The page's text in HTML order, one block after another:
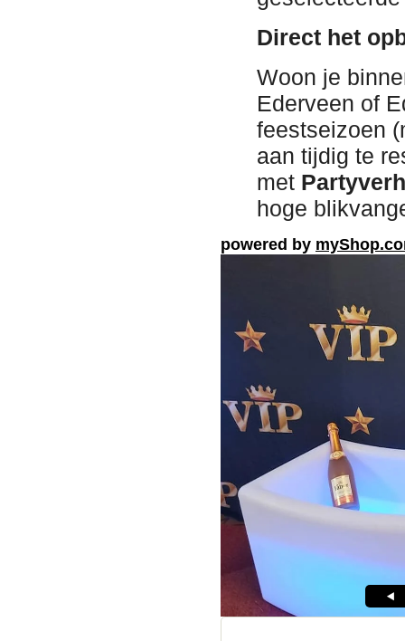
Direct het
Woon je
Ederveen of
feestseizoen
aan tijdig te
met
hoge
powered by